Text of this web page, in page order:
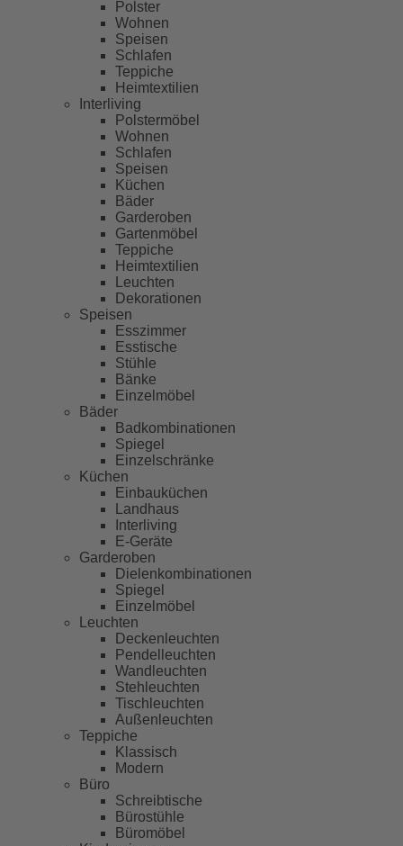
Polster
Wohnen
Speisen
Schlafen
Teppiche
Heimtextilien
Interliving
Polstermöbel
Wohnen
Schlafen
Speisen
Küchen
Bäder
Garderoben
Gartenmöbel
Teppiche
Heimtextilien
Leuchten
Dekorationen
Speisen
Esszimmer
Esstische
Stühle
Bänke
Einzelmöbel
Bäder
Badkombinationen
Spiegel
Einzelschränke
Küchen
Einbauküchen
Landhaus
Interliving
E-Geräte
Garderoben
Dielenkombinationen
Spiegel
Einzelmöbel
Leuchten
Deckenleuchten
Pendelleuchten
Wandleuchten
Stehleuchten
Tischleuchten
Außenleuchten
Teppiche
Klassisch
Modern
Büro
Schreibtische
Bürostühle
Büromöbel